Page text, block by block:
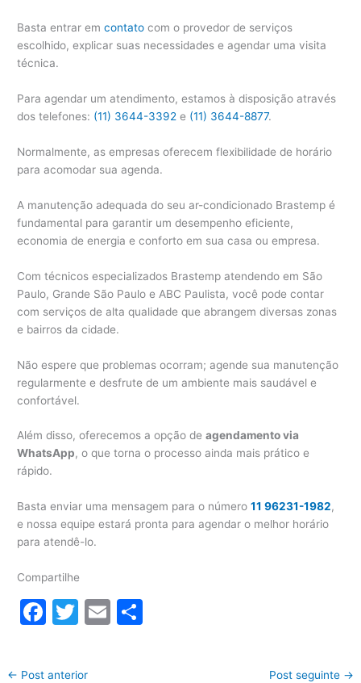
Basta entrar emcontato com o provedor de serviços
escolhido, explicar suas necessidades e agendar uma visita
técnica.
Para agendar um atendimento, estamos à disposição através
dos telefones: (11) 3644-3392 e (11) 3644-8877.
Normalmente, as empresas oferecem flexibilidade de horário
para acomodar sua agenda.
A manutenção adequada do seu ar-condicionado Brastemp é
fundamental para garantir um desempenho eficiente,
economia de energia e conforto em sua casa ou empresa.
Com técnicos especializados Brastemp atendendo em São
Paulo, Grande São Paulo e ABC Paulista, você pode contar
com serviços de alta qualidade que abrangem diversas zonas
e bairros da cidade.
Não espere que problemas ocorram; agende sua manutenção
regularmente e desfrute de um ambiente mais saudável e
confortável.
Além disso, oferecemos a opção deagendamento via
WhatsApp, o que torna o processo ainda mais prático e
rápido.
Basta enviar uma mensagem para o número11 96231-1982,
e nossa equipe estará pronta para agendar o melhor horário
para atendê-lo.
Compartilhe
F
T
E
← Post anterior Post seguinte →